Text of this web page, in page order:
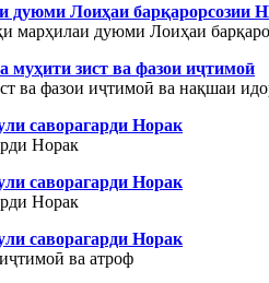
дуюми Лоиҳаи барқарорсозии
дуюми Лоиҳаи
муҳити зист ва фазои иҷтимоӣ
ва фазои иҷтимоӣ ва нақшаи
саворагарди Норак
Норак
саворагарди Норак
Норак
саворагарди Норак
ва атроф